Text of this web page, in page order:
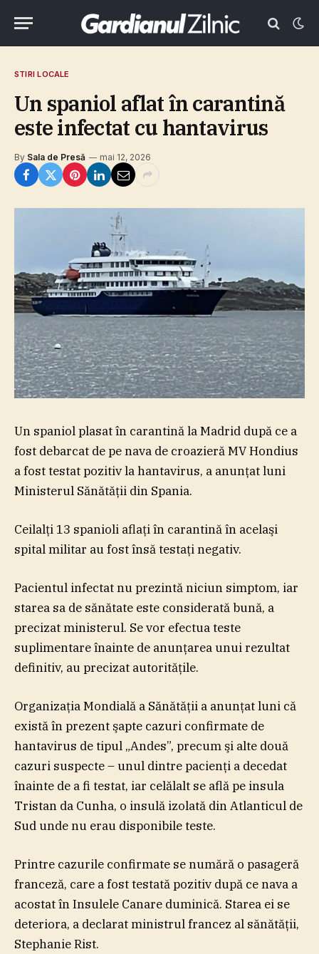
STIRI LOCALE
Un spaniol aflat în carantină
este infectat cu hantavirus
By Sala de Presă mai 12, 2026
Un spaniol plasat în carantină la Madrid după ce a
fost debarcat de pe nava de croazieră MV Hondius
a fost testat pozitiv la hantavirus, a anunţat luni
Ministerul Sănătăţii din Spania.
Ceilalţi 13 spanioli aflaţi în carantină în acelaşi
spital militar au fost însă testaţi negativ.
Pacientul infectat nu prezintă niciun simptom, iar
starea sa de sănătate este considerată bună, a
precizat ministerul. Se vor efectua teste
suplimentare înainte de anunţarea unui rezultat
definitiv, au precizat autorităţile.
Organizaţia Mondială a Sănătăţii a anunţat luni că
există în prezent şapte cazuri confirmate de
hantavirus de tipul „Andes”, precum şi alte două
cazuri suspecte – unul dintre pacienţi a decedat
înainte de a fi testat, iar celălalt se află pe insula
Tristan da Cunha, o insulă izolată din Atlanticul de
Sud unde nu erau disponibile teste.
Printre cazurile confirmate se numără o pasageră
franceză, care a fost testată pozitiv după ce nava a
acostat în Insulele Canare duminică. Starea ei se
deteriora, a declarat ministrul francez al sănătăţii,
Stephanie Rist.